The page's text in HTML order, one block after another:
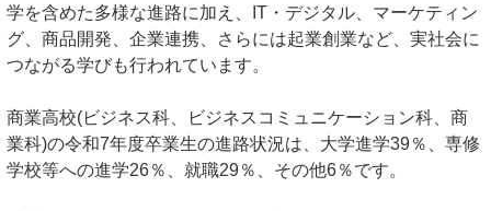
学を含めた多様な進路に加え、IT・デジタル、マーケティン
グ、商品開発、企業連携、さらには起業創業など、実社会に
つながる学びも行われています。
商業高校(ビジネス科、ビジネスコミュニケーション科、商
業科)の令和7年度卒業生の進路状況は、大学進学39％、専修
学校等への進学26％、就職29％、その他6％です。